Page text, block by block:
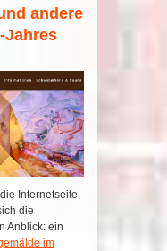
andere
Jahres
Internetseite
die
Anblick: ein
im